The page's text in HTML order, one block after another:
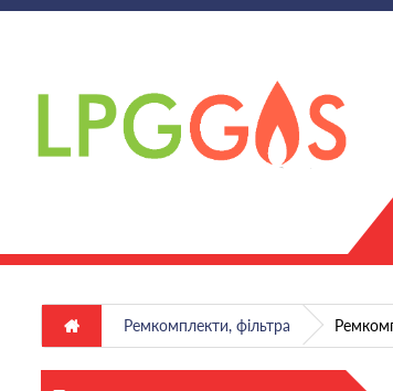
Ремкомплекти, фільтра